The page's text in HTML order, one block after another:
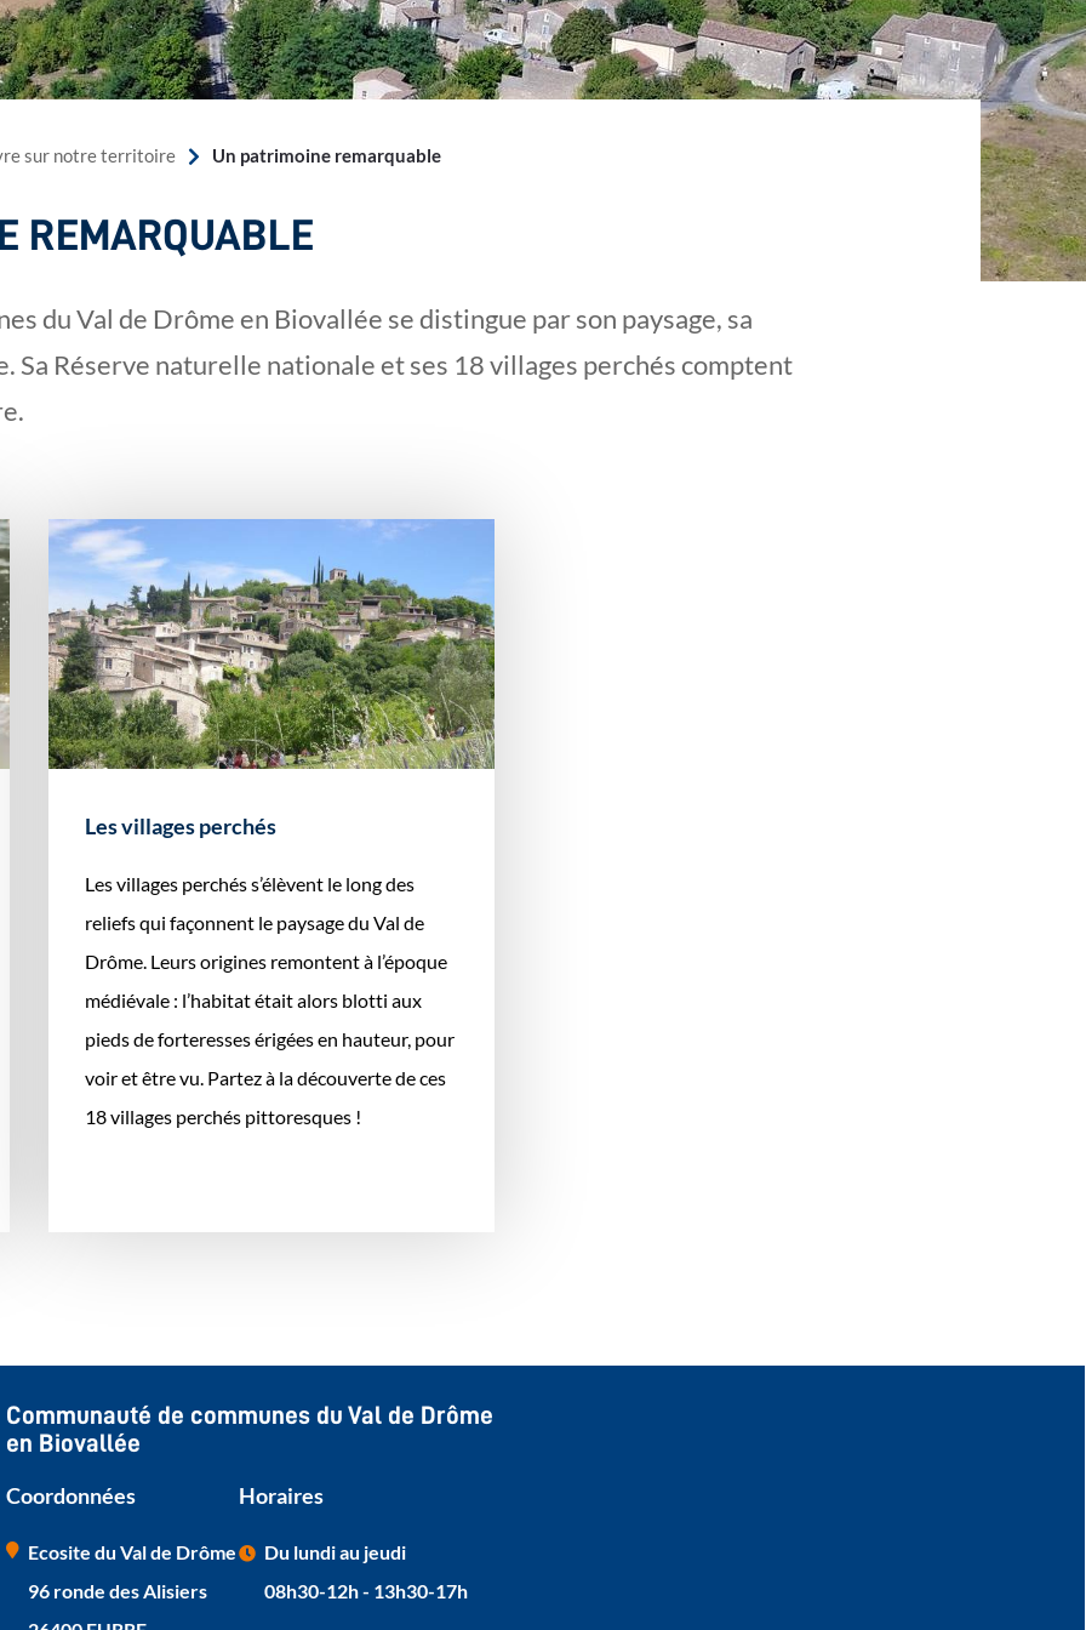
sur notre territoire Un patrimoine remarquable
REMARQUABLE
du Val de Drôme en Biovallée se distingue par son paysage, sa
Sa Réserve naturelle nationale et ses 18 villages perchés comptent
Les villages perchés
Les villages perchés s’élèvent le long des
reliefs qui façonnent le paysage du Val de
Drôme. Leurs origines remontent à l’époque
médiévale : l’habitat était alors blotti aux
pieds de forteresses érigées en hauteur, pour
voir et être vu. Partez à la découverte de ces
18 villages perchés pittoresques !
Communauté de communes du Val de Drôme
en Biovallée
Coordonnées
Ecosite du Val de Drôme
96 ronde des Alisiers
Horaires
Du lundi au jeudi
08h30-12h - 13h30-17h